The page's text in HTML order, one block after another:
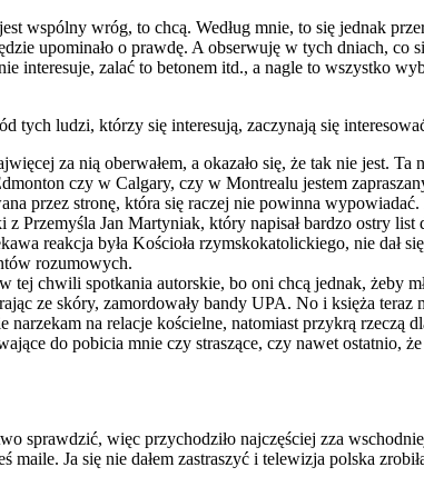
wspólny wróg, to chcą. Według mnie, to się jednak
upominało o prawdę. A obserwuję w tych dniach, co
interesuje, zalać to betonem itd., a nagle to wszystko
tych ludzi, którzy się interesują, zaczynają się
za nią oberwałem, a okazało się, że tak nie jest. Ta
czy w Calgary, czy w Montrealu jestem
przez stronę, która się raczej nie powinna
Jan Martyniak, który napisał bardzo ostry list
reakcja była Kościoła rzymskokatolickiego, nie dał
rozumowych.
chwili spotkania autorskie, bo oni chcą jednak, żeby
ze skóry, zamordowały bandy UPA. No i księża
na relacje kościelne, natomiast przykrą rzeczą
do pobicia mnie czy straszące, czy nawet ostatnio, że
sprawdzić, więc przychodziło najczęściej zza
Ja się nie dałem zastraszyć i telewizja polska